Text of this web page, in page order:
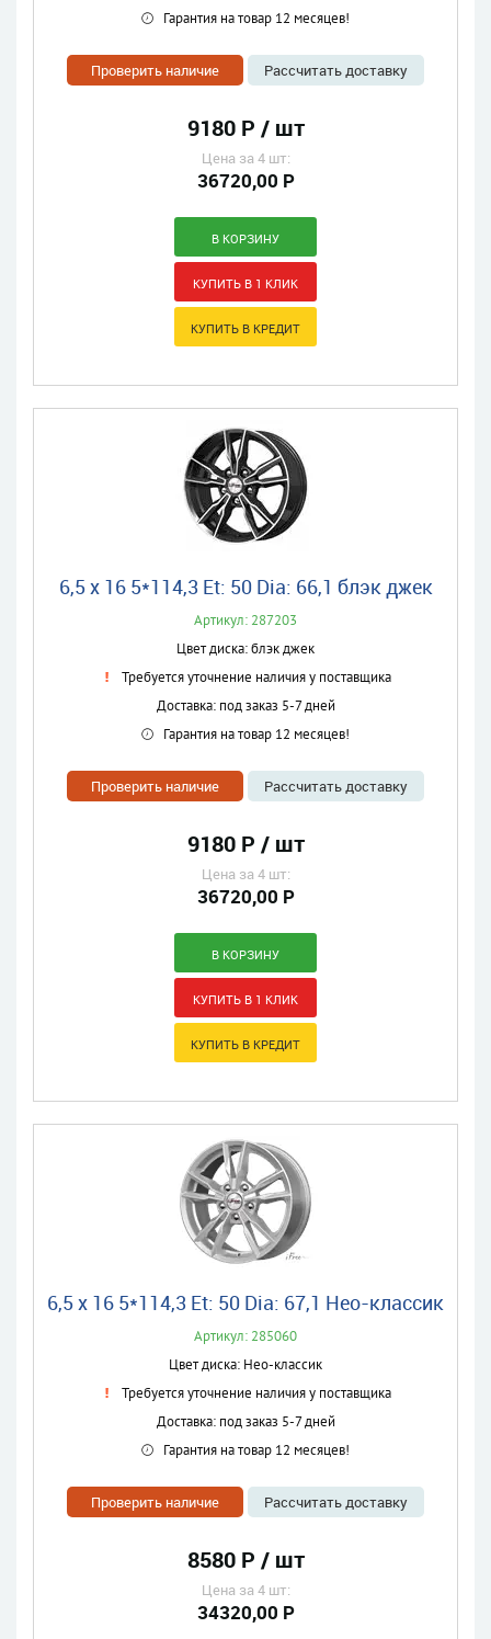
Гарантия на товар 12 месяцев!
Проверить наличие Рассчитать доставку
9180 Р / шт
Цена за 4 шт:
36720,00 Р
6,5 x 16 5*114,3 Et: 50 Dia: 66,1 блэк джек
Артикул: 287203
Цвет диска: блэк джек
Требуется уточнение наличия у поставщика
Доставка: под заказ 5-7 дней
Гарантия на товар 12 месяцев!
Проверить наличие Рассчитать доставку
9180 Р / шт
Цена за 4 шт:
36720,00 Р
6,5 x 16 5*114,3 Et: 50 Dia: 67,1 Нео-классик
Артикул: 285060
Цвет диска: Нео-классик
Требуется уточнение наличия у поставщика
Доставка: под заказ 5-7 дней
Гарантия на товар 12 месяцев!
Проверить наличие Рассчитать доставку
8580 Р / шт
Цена за 4 шт:
34320,00 Р